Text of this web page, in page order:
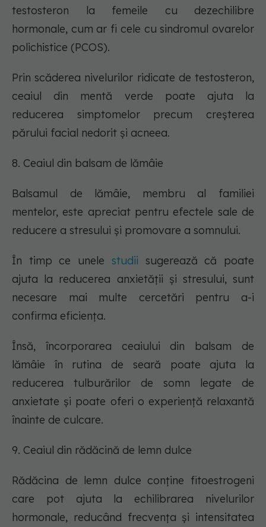
testosteron la femeile cu dezechilibre
hormonale, cum ar fi cele cu sindromul ovarelor
polichistice (PCOS).
Prin scăderea nivelurilor ridicate de testosteron,
ceaiul din mentă verde poate ajuta la
reducerea simptomelor precum creșterea
părului facial nedorit și acneea.
8. Ceaiul din balsam de lămâie
Balsamul de lămâie, membru al familiei
mentelor, este apreciat pentru efectele sale de
reducere a stresului și promovare a somnului.
În timp ce unele studii sugerează că poate
ajuta la reducerea anxietății și stresului, sunt
necesare mai multe cercetări pentru a-i
confirma eficiența.
Însă, încorporarea ceaiului din balsam de
lămâie în rutina de seară poate ajuta la
reducerea tulburărilor de somn legate de
anxietate și poate oferi o experiență relaxantă
înainte de culcare.
9. Ceaiul din rădăcină de lemn dulce
Rădăcina de lemn dulce conține fitoestrogeni
care pot ajuta la echilibrarea nivelurilor
hormonale, reducând frecvența și intensitatea